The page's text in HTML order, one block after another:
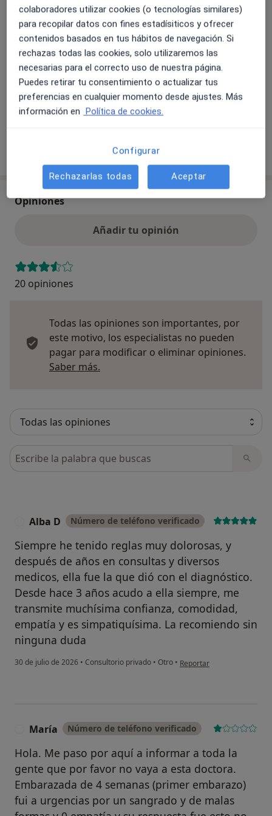
según la ubicación y el servicio.
Adeslas
Sanitas
Mapfre
Caser
HNA - Hermandad Arquitectos
+3 más
Ver todas las aseguradoras
Opiniones
Añadir tu opinión
20 opiniones
Todas las opiniones son importantes, por
este motivo, los especialistas no pueden
pagar para modificar o eliminar opiniones.
Saber más.
Busca en opiniones
Alba D Número de teléfono verificado
Siempre he tenido reglas muy dolorosas, y
después de años en consultas y diversos
medicos, ella fue la que dió con el diagnóstico.
Desde hace 3 años acudo a ella siempre, me
transmite muchísima confianza, comodidad,
empatía y es simpatiquísima. La recomiendo sin
ninguna duda
30 de julio de 2026 • Consultorio privado • Otro • en opinión del usuario
Reportar
María Número de teléfono verificado
Hola. Me paso por aquí a informar a toda la
gente que por favor no vaya a esta doctora.
Embarazada de 4 semanas (primer embarazo)
fui a urgencias por un sangrado y de malas
colaboradores utilizar cookies (o tecnologías similares)
para recopilar datos con fines estadísiticos y ofrecer
contenidos basados en tus hábitos de navegación. Si
rechazas todas las cookies, solo utilizaremos las
necesarias para el correcto uso de nuestra página.
Puedes retirar tu consentimiento o actualizar tus
preferencias en cualquier momento desde ajustes. Más
información en Política de cookies.
Configurar
Rechazarlas todas Aceptar